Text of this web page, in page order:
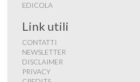
EDICOLA
Link utili
CONTATTI
NEWSLETTER
DISCLAIMER
PRIVACY